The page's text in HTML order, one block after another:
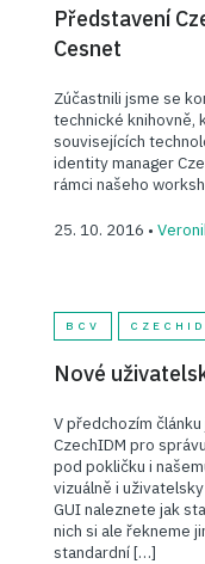
Představení
Cesnet
Zúčastnili jsme se
technické knihovně,
souvisejících
identity manager
rámci našeho
25. 10. 2016 •
BCV
Nové
V předchozím
CzechIDM pro
pod pokličku i
vizuálně i
GUI naleznete jak
nich si ale řekneme
standardní […]